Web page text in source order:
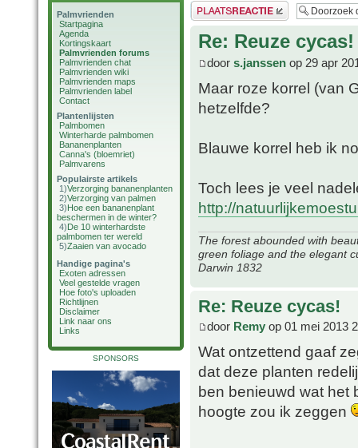
Palmvrienden
Startpagina
Agenda
Kortingskaart
Palmvrienden forums
Palmvrienden chat
Palmvrienden wiki
Palmvrienden maps
Palmvrienden label
Contact
Plantenlijsten
Palmbomen
Winterharde palmbomen
Bananenplanten
Canna's (bloemriet)
Palmvarens
Populairste artikels
1)Verzorging bananenplanten
2)Verzorging van palmen
3)Hoe een bananenplant
beschermen in de winter?
4)De 10 winterhardste
palmbomen ter wereld
5)Zaaien van avocado
Handige pagina's
Exoten adressen
Veel gestelde vragen
Hoe foto's uploaden
Richtlijnen
Disclaimer
Link naar ons
Links
SPONSORS
Plaats een reactie
Re: Reuze cycas!
door s.janssen op 29 apr
Maar roze korrel (van
hetzelfde?
Blauwe korrel heb ik
Toch lees je veel
http://
The forest abounded with
green foliage and the elegant
Darwin 1832
Re: Reuze cycas!
door Remy op 01 mei 2013
Wat ontzettend gaaf
dat deze planten
ben benieuwd wat het
hoogte zou ik zeggen